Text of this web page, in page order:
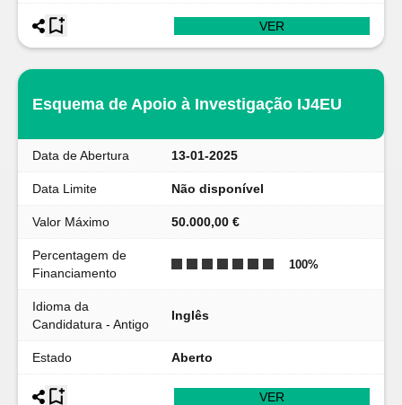
VER
Esquema de Apoio à Investigação IJ4EU
Data de Abertura 13-01-2025
Data Limite Não disponível
Valor Máximo 50.000,00 €
Percentagem de
Financiamento
100%
Idioma da
Candidatura - Antigo
Inglês
Estado Aberto
VER